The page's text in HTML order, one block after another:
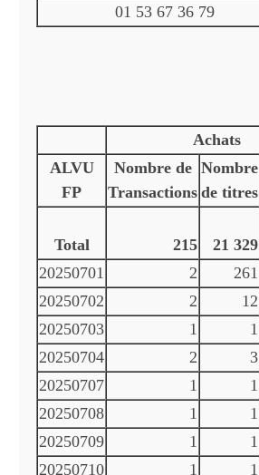
01 53 67 36 79
Achats
ALVU
FP
Nombre de
Transactions
Nombre
de titres
Total 215 21 329
20250701
2 261
20250702
2 12
20250703
1 1
20250704
2 3
20250707
1 1
20250708
1 1
20250709
1 1
20250710
1 1